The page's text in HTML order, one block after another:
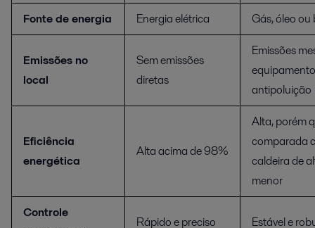
Fonte de energia
Energia elétrica Gás, óleo
Emissões no
local
Sem emissões
diretas
Emissões
equipamento
antipoluição
Eficiência
energética
Alta acima de 98%
Alta, porém
comparada
caldeira de
menor
Controle
Rápido e preciso Estável e